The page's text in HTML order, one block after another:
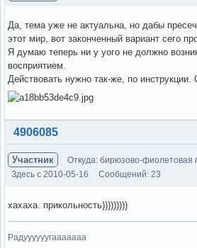
Да, тема уже не актуальна, но дабы
этот мир, вот законченный вариант сего
Я думаю теперь ни у уого не должно
восприятием.
Действовать нужно так-же, по инструкции.
Вне форума
4906085
Участник
Откуда: бирюзово-фиолетовая
Здесь с 2010-05-16
Сообщений: 23
хахаха. прикольность)))))))))
Радуууууугааааааа